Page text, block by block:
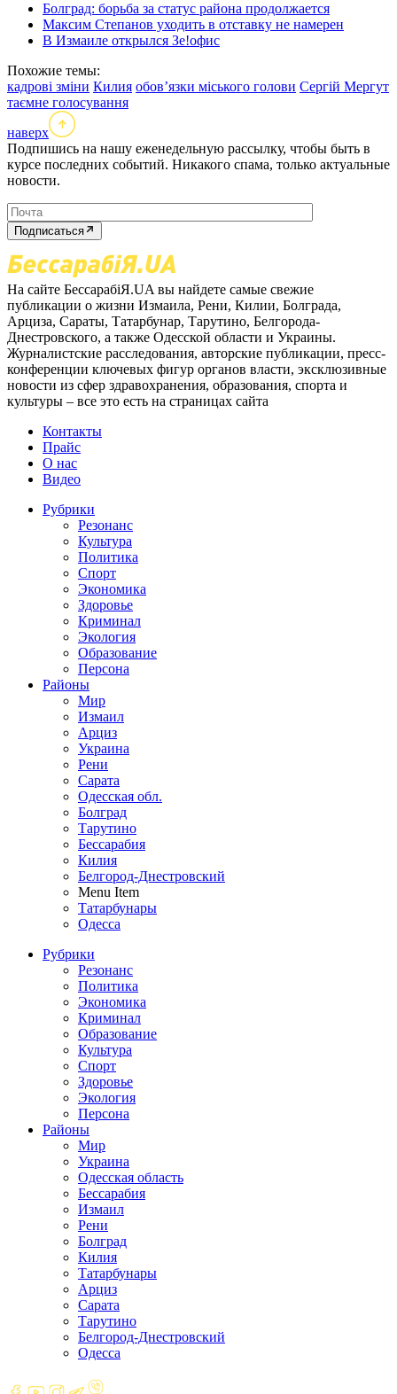
Болград: борьба за статус района продолжается
Максим Степанов уходить в отставку не намерен
В Измаиле открылся Зе!офис
Похожие темы:
кадрові зміни Килия обов’язки міського голови Сергій Мергут
таємне голосування
наверх
Подпишись на нашу еженедельную рассылку, чтобы быть в
курсе последних событий. Никакого спама, только актуальные
новости.
Подписаться
На сайте БессарабіЯ.UA вы найдете самые свежие
публикации о жизни Измаила, Рени, Килии, Болграда,
Арциза, Сараты, Татарбунар, Тарутино, Белгорода-
Днестровского, а также Одесской области и Украины.
Журналистские расследования, авторские публикации, пресс-
конференции ключевых фигур органов власти, эксклюзивные
новости из сфер здравохранения, образования, спорта и
культуры – все это есть на страницах сайта
Контакты
Прайс
О нас
Видео
Рубрики
Резонанс
Культура
Политика
Спорт
Экономика
Здоровье
Криминал
Экология
Образование
Персона
Районы
Мир
Измаил
Арциз
Украина
Рени
Сарата
Одесская обл.
Болград
Тарутино
Бессарабия
Килия
Белгород-Днестровский
Menu Item
Татарбунары
Одесса
Рубрики
Резонанс
Политика
Экономика
Криминал
Образование
Культура
Спорт
Здоровье
Экология
Персона
Районы
Мир
Украина
Одесская область
Бессарабия
Измаил
Рени
Болград
Килия
Татарбунары
Арциз
Сарата
Тарутино
Белгород-Днестровский
Одесса